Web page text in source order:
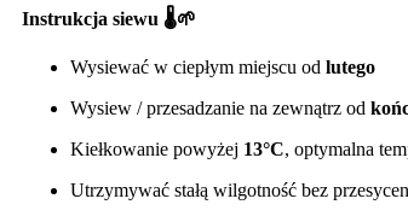
Instrukcja siewu 🌡️🌱
Wysiewać w ciepłym miejscu od lutego
Wysiew / przesadzanie na zewnątrz od
Kiełkowanie powyżej 13°C, optymalna
Utrzymywać stałą wilgotność bez